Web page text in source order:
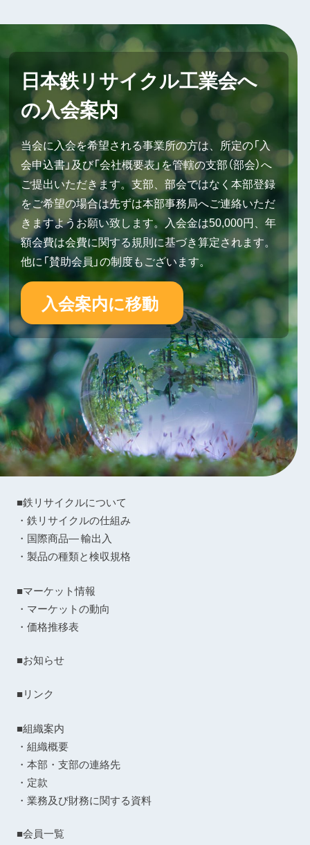
日本鉄リサイクル工業会へ
の入会案内
当会に入会を希望される事業所の方は、所定の「入
会申込書」及び「会社概要表」を管轄の支部（部会）へ
ご提出いただきます。支部、部会ではなく本部登録
をご希望の場合は先ずは本部事務局へご連絡いただ
きますようお願い致します。入会金は50,000円、年
額会費は会費に関する規則に基づき算定されます。
他に「賛助会員」の制度もございます。
入会案内に移動
■鉄リサイクルについて
・鉄リサイクルの仕組み
・国際商品― 輸出入
・製品の種類と検収規格
■マーケット情報
・マーケットの動向
・価格推移表
■お知らせ
■リンク
■組織案内
・組織概要
・本部・支部の連絡先
・定款
・業務及び財務に関する資料
■会員一覧